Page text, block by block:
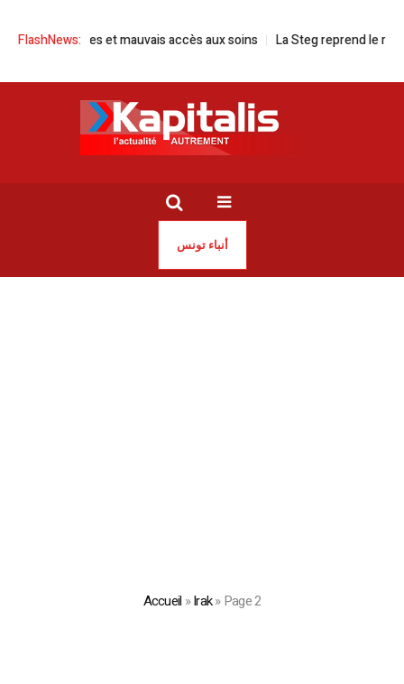
FlashNews:
et mauvais accès aux soins La Steg reprend le rationnement de
أنباء تونس
Accueil »Irak»Page 2